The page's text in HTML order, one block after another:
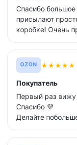
Спасибо
присылают
коробке! Очень
OZON ★★★★★
Покупатель
Первый раз вижу
Спасибо 💜
Делайте